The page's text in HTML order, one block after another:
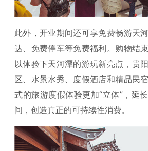
此外，开业期间还可享免费畅游天
达、免费停车等免费福利。购物结
以体验下天河潭的游玩新亮点，贵
区、水景水秀、度假酒店和精品民
式的旅游度假体验更加“立体”，延
间，创造真正的可持续性消费。